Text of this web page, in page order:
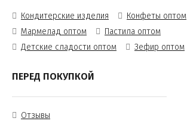
Кондитерские изделия
Конфеты оптом
Мармелад оптом
Пастила оптом
Детские сладости оптом
Зефир оптом
ПЕРЕД ПОКУПКОЙ
Отзывы